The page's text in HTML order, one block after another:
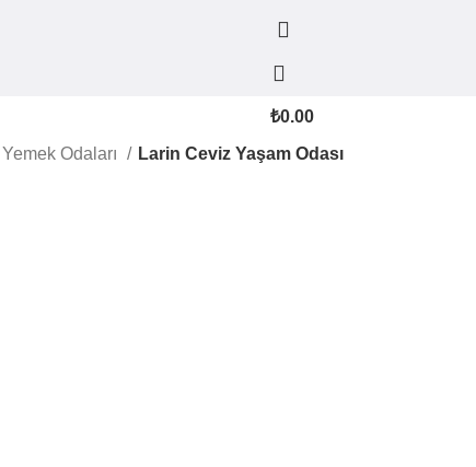
₺0.00
Odaları
Larin Ceviz Yaşam Odası